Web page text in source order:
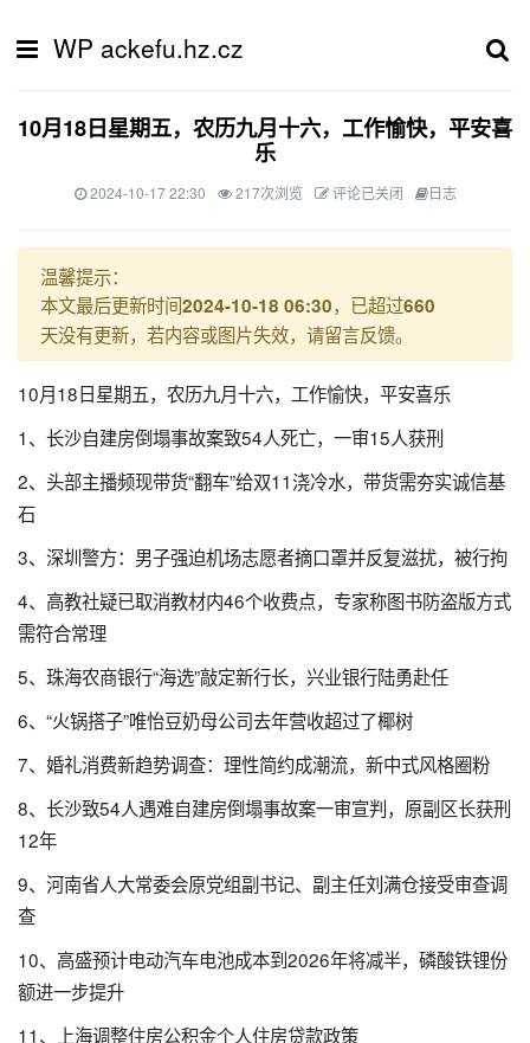
WP ackefu.hz.cz
10月18日星期五，农历九月十六，工作愉快，平安喜
乐
2024-10-17 22:30 217次浏览 评论已关闭 日志
温馨提示：
本文最后更新时间2024-10-18 06:30，已超过660
天没有更新，若内容或图片失效，请留言反馈。
10月18日星期五，农历九月十六，工作愉快，平安喜乐
1、长沙自建房倒塌事故案致54人死亡，一审15人获刑
2、头部主播频现带货“翻车”给双11浇冷水，带货需夯实诚信基
石
3、深圳警方：男子强迫机场志愿者摘口罩并反复滋扰，被行拘
4、高教社疑已取消教材内46个收费点，专家称图书防盗版方式
需符合常理
5、珠海农商银行“海选”敲定新行长，兴业银行陆勇赴任
6、“火锅搭子”唯怡豆奶母公司去年营收超过了椰树
7、婚礼消费新趋势调查：理性简约成潮流，新中式风格圈粉
8、长沙致54人遇难自建房倒塌事故案一审宣判，原副区长获刑
12年
9、河南省人大常委会原党组副书记、副主任刘满仓接受审查调
查
10、高盛预计电动汽车电池成本到2026年将减半，磷酸铁锂份
额进一步提升
11、上海调整住房公积金个人住房贷款政策